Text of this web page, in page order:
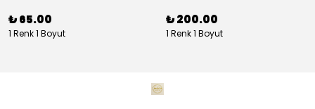
₺ 65.00
1 Renk 1 Boyut
₺ 200.00
1 Renk 1 Boyut